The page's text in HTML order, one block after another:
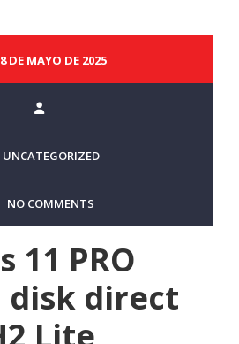
DE MAYO DE 2025
UNCATEGORIZED
NO COMMENTS
11 PRO
disk direct